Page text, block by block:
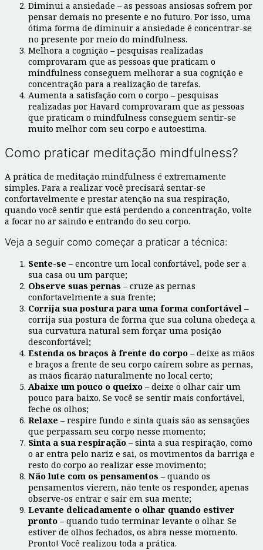
Diminui a ansiedade – as pessoas ansiosas sofrem por
pensar demais no presente e no futuro. Por isso, uma
ótima forma de diminuir a ansiedade é concentrar-se
no presente por meio do mindfulness.
Melhora a cognição – pesquisas realizadas
comprovaram que as pessoas que praticam o
mindfulness conseguem melhorar a sua cognição e
concentração para a realização de tarefas.
Aumenta a satisfação com o corpo – pesquisas
realizadas por Havard comprovaram que as pessoas
que praticam o mindfulness conseguem sentir-se
muito melhor com seu corpo e autoestima.
Como praticar meditação mindfulness?
A prática de meditação mindfulness é extremamente
simples. Para a realizar você precisará sentar-se
confortavelmente e prestar atenção na sua respiração,
quando você sentir que está perdendo a concentração, volte
a focar no ar saindo e entrando do seu corpo.
Veja a seguir como começar a praticar a técnica:
Sente-se – encontre um local confortável, pode ser a
sua casa ou um parque;
Observe suas pernas – cruze as pernas
confortavelmente a sua frente;
Corrija sua postura para uma forma confortável –
corrija sua postura de forma que sua coluna obedeça a
sua curvatura natural sem forçar uma posição
desconfortável;
Estenda os braços à frente do corpo – deixe as mãos
e braços a frente de seu corpo caírem sobre as pernas,
as mãos ficarão naturalmente no local certo;
Abaixe um pouco o queixo – deixe o olhar cair um
pouco para baixo. Se você se sentir mais confortável,
feche os olhos;
Relaxe – respire fundo e sinta quais são as sensações
que perpassam seu corpo nesse momento;
Sinta a sua respiração – sinta a sua respiração, como
o ar entra pelo nariz e sai, os movimentos da barriga e
resto do corpo ao realizar esse movimento;
Não lute com os pensamentos – quando os
pensamentos vierem, não tente os responder, apenas
observe-os entrar e sair em sua mente;
Levante delicadamente o olhar quando estiver
pronto – quando tudo terminar levante o olhar. Se
estiver de olhos fechados, os abra nesse momento.
Pronto! Você realizou toda a prática.